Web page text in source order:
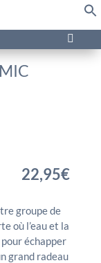

22,95€
groupe de
où l’eau et la
échapper
grand radeau